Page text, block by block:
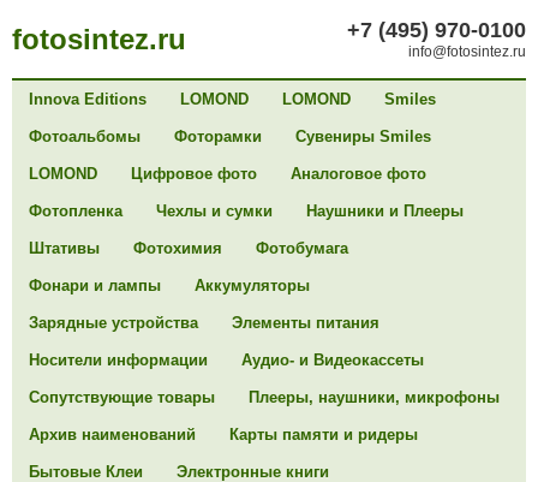
fotosintez.ru +7 (495) 970-0100
info@fotosintez.ru
Innova Editions LOMOND LOMOND Smiles
Фотоальбомы Фоторамки Сувениры Smiles
LOMOND Цифровое фото Аналоговое фото
Фотопленка Чехлы и сумки Наушники и Плееры
Штативы Фотохимия Фотобумага
Фонари и лампы Аккумуляторы
Зарядные устройства Элементы питания
Носители информации Аудио- и Видеокассеты
Сопутствующие товары Плееры, наушники, микрофоны
Архив наименований Карты памяти и ридеры
Бытовые Клеи Электронные книги